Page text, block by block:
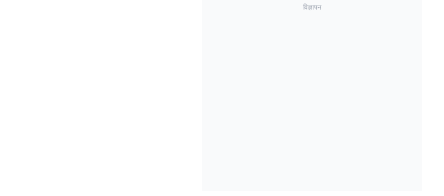
विज्ञापन